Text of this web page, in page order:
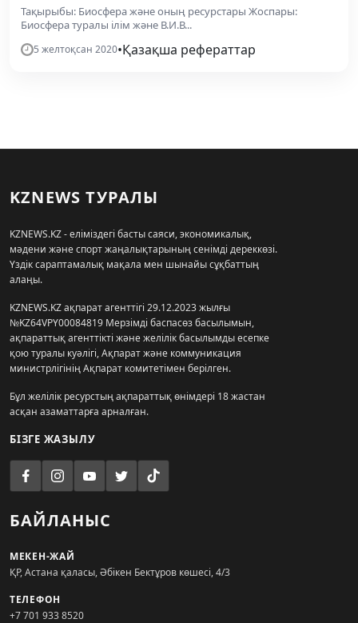
Тақырыбы: Биосфера және оның ресурстары Жоспары:
Биосфера туралы ілім және В.И.В...
5 желтоқсан 2020•Қазақша рефераттар
KZNEWS ТУРАЛЫ
KZNEWS.KZ - еліміздегі басты саяси, экономикалық,
мәдени және спорт жаңалықтарының сенімді дереккөзі.
Үздік сараптамалық мақала мен шынайы сұқбаттың
алаңы.
KZNEWS.KZ ақпарат агенттігі 29.12.2023 жылғы
№KZ64VPY00084819 Мерзімді баспасөз басылымын,
ақпараттық агенттікті және желілік басылымды есепке
қою туралы куәлігі, Ақпарат және коммуникация
министрлігінің Ақпарат комитетімен берілген.
Бұл желілік ресурстың ақпараттық өнімдері 18 жастан
асқан азаматтарға арналған.
БІЗГЕ ЖАЗЫЛУ
БАЙЛАНЫС
МЕКЕН-ЖАЙ
ҚР, Астана қаласы, Әбікен Бектұров көшесі, 4/3
ТЕЛЕФОН
+7 701 933 8520